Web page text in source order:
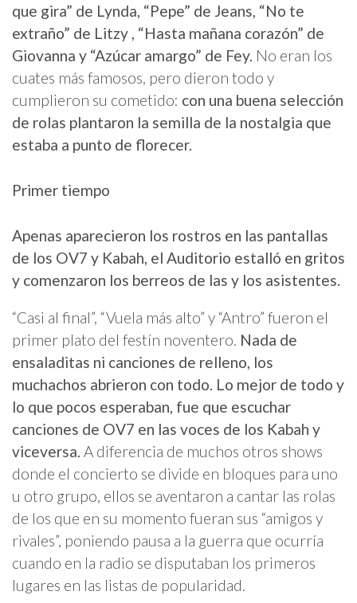
que gira” de Lynda, “Pepe” de Jeans, “No te
extraño” de Litzy , “Hasta mañana corazón” de
Giovanna y “Azúcar amargo” de Fey. No eran los
cuates más famosos, pero dieron todo y
cumplieron su cometido: con una buena selección
de rolas plantaron la semilla de la nostalgia que
estaba a punto de florecer.
Primer tiempo
Apenas aparecieron los rostros en las pantallas
de los OV7 y Kabah, el Auditorio estalló en gritos
y comenzaron los berreos de las y los asistentes.
“Casi al final”, “Vuela más alto” y “Antro” fueron el
primer plato del festín noventero. Nada de
ensaladitas ni canciones de relleno, los
muchachos abrieron con todo. Lo mejor de todo y
lo que pocos esperaban, fue que escuchar
canciones de OV7 en las voces de los Kabah y
viceversa. A diferencia de muchos otros shows
donde el concierto se divide en bloques para uno
u otro grupo, ellos se aventaron a cantar las rolas
de los que en su momento fueran sus “amigos y
rivales”, poniendo pausa a la guerra que ocurría
cuando en la radio se disputaban los primeros
lugares en las listas de popularidad.